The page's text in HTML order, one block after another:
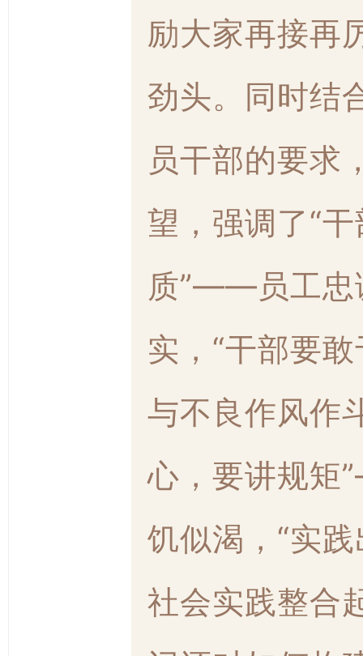
励大家再接再
劲头。同时结
员干部的要求
望，强调了“
质”——员工忠
实，“干部要
与不良作风作
心，要讲规
饥似渴，“实
社会实践整合